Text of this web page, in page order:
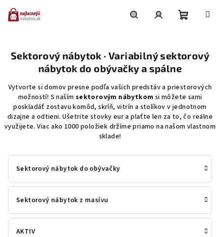
obsah
košík
Sektorový nábytok · Variabilný sektorový
nábytok do obývačky a spálne
Vytvorte si domov presne podľa vašich predstáv a priestorových
možností! S naším sektorovým nábytkom si môžete sami
poskladáť zostavu komôd, skríň, vitrín a stolíkov v jednotnom
dizajne a odtieni. Ušetrite stovky eur a plaťte len za to, čo reálne
využijete. Viac ako 1000 položiek držíme priamo na našom vlastnom
sklade!
Sektorový nábytok do obývačky
Sektorový nábytok z masívu
AKTIV